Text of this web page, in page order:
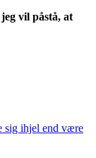
vil påstå, at
sig ihjel end være